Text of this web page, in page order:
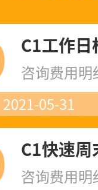
C1工作日
咨询费用明
05-31
C1快速周
咨询费用明
在51